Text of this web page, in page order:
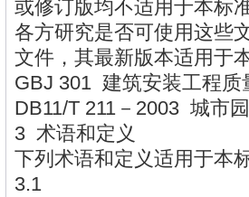
或修订版均不适用于本标
各方研究是否可使用这些
文件，其最新版本适用于
GBJ 301 建筑安装工
DB11/T 211－2003 城市
3 术语和定义
下列术语和定义适用于本标
3.1